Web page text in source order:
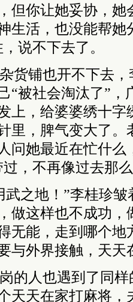
但你让她妥协，她
生活，也没能帮她
说不下去了。
货铺也开不下去
“被社会淘汰了”，
上，给婆婆绣十字
里，脾气变大了。
问她最近在忙什么
，不再像过去那
武之地！”李桂珍
做这样也不成功，
无能，走到哪个地
与外界接触，天天
的人也遇到了同
天天在家打麻将，